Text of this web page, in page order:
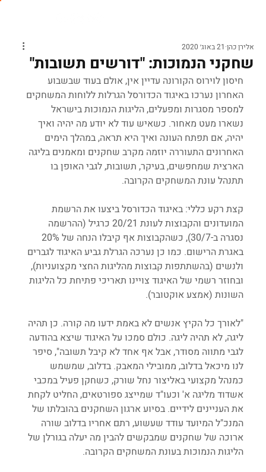
שחקני הנמוכות: "דורשים תשובות"
אלירן כהן 21 באוג׳ 2020
חיסון לוירוס הקורונה עדיין אין, אולם בעוד שבשבוע
האחרון נערכו באיגוד הכדורסל הגרלות ללוחות המשחקים
למספר מסגרות ומפעלים, הליגות הנמוכות בישראל
נשארו מעט מאחור. כשאיש עוד לא יודע מה יהיה ואיך
יהיה, אם תפתח העונה ואיך היא תראה, במהלך הימים
האחרונים התעוררה יוזמה מקרב שחקנים ומאמנים בליגה
הארצית שמחפשים, בעיקר, תשובות, לגבי האופן בו
תתנהל עונת המשחקים הקרובה.
קצת רקע כללי: באיגוד הכדורסל ביצעו את הרשמת
המועדונים והקבוצות לעונת 20/21 כרגיל (ההרשמה
באגרת הרישום. כמו כן נערכה הגרלת גביע האיגוד לגברים
ולנשים (בהשתתפות קבוצות מהליגות החצי מקצועניות),
ובחוזר רשמי של האיגוד צויינו תאריכי פתיחת כל הליגות
השונות (אמצע אוקטובר).
"לאורך כל הקיץ אנשים לא באמת ידעו מה קורה. כן תהיה
ליגה, לא תהיה ליגה. כולם סמכו על האיגוד שיצא בהודעה
לגבי מתווה מסודר, אבל אף אחד לא קיבל תשובה", סיפר
לנו מיכאל בדלוב, ממובילי המאבק. בדלוב, שמשמש
כמנהל מקצועי באליצור נחל שורק, כשחקן פעיל במכבי
אשדוד מליגה א' וכעו"ד שמייצג ספורטאים, החליט לקחת
את העניינים לידיים. בסיוע ארגון השחקנים בהובלתו של
המנכ"ל המיועד עודד שעשוע, רתם אחריו בדלוב שורה
ארוכה של שחקנים שמבקשים להבין מה יעלה בגורלן של
הליגות הנמוכות בעונת המשחקים הקרובה.